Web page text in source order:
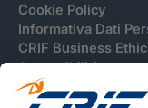
Cookie Policy
Informativa Dati
CRIF Business
Accessibilità
Informativa Privacy